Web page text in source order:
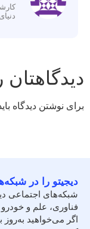
دیدگاهتان
برای نوشتن دیدگاه
دیجیتو را در
شبکه‌های اجتماعی
فناوری، علم و
اگر می‌خواهید به‌روز